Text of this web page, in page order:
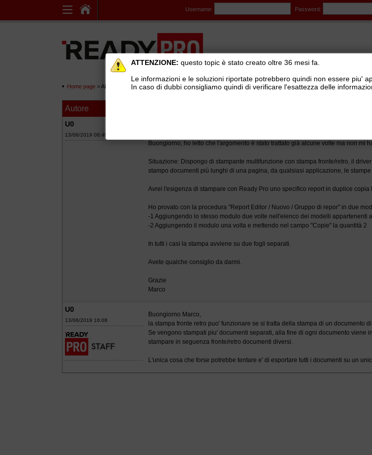
Username: Password:
Home page > AREE DI SUPPORTO TECNICO GRATUITO>Gestionale Ready Pro>Report editor
Autore
U0
13/06/2019 08:49
Buongiorno, ho letto che l'argomento è stato trattato già alcune volte ma non mi
Situazione: Dispongo di stampante multifunzione con stampa fronte/retro, il
stampo documenti più lunghi di una pagina, da qualsiasi applicazione, le
Avrei l'esigenza di stampare con Ready Pro uno specifico report in duplice copia
Ho provato con la procedura "Report Editor / Nuovo / Gruppo di repor" in due
-1 Aggiungendo lo stesso modulo due volte nell'elenco dei modelli appartenenti
-2 Aggiungendo il modulo una volta e mettendo nel campo "Copie" la quantità 2
In tutti i casi la stampa avviene su due fogli separati.
Avete qualche consiglio da darmi.
Grazie
Marco
U0
13/06/2019 16:08
Buongiorno Marco,
la stampa fronte retro puo' funzionare se si tratta della stampa di un documento
Se vengono stampati piu' documenti separati, alla fine di ogni documento viene
stampare in seguenza fronte/retro documenti diversi.
L'unica cosa che forse potrebbe tentare e' di esportare tutti i documenti su un
ATTENZIONE: questo topic è stato creato oltre 36 mesi fa.
Le informazioni e le soluzioni riportate potrebbero quindi non essere piu'
In caso di dubbi consigliamo quindi di verificare l'esattezza delle